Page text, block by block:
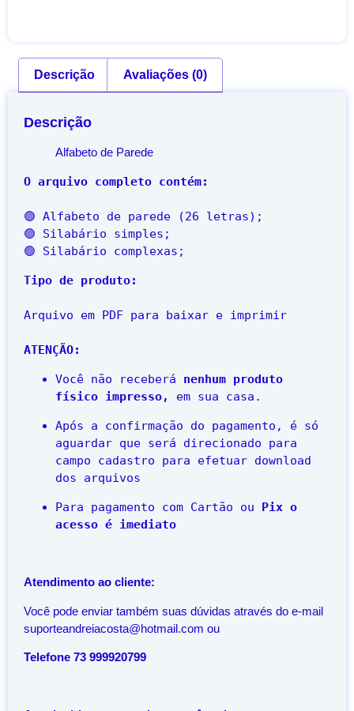
Descrição Avaliações (0)
Descrição
Alfabeto de Parede
🟢 Alfabeto de parede (26 letras);
🟢 Silabário simples;
Tipo de produto:
Arquivo em PDF para baixar e imprimir
ATENÇÃO:
Você não receberá nenhum produto
físico impresso,
em sua casa.
Após a confirmação do pagamento, é só
aguardar que será direcionado para
campo cadastro para efetuar download
dos arquivos
Para pagamento com Cartão ou Pix o
acesso é imediato
Atendimento ao cliente:
Você pode enviar também suas dúvidas através do e-mail
suporteandreiacosta@hotmail.com ou
Telefone 73 999920799